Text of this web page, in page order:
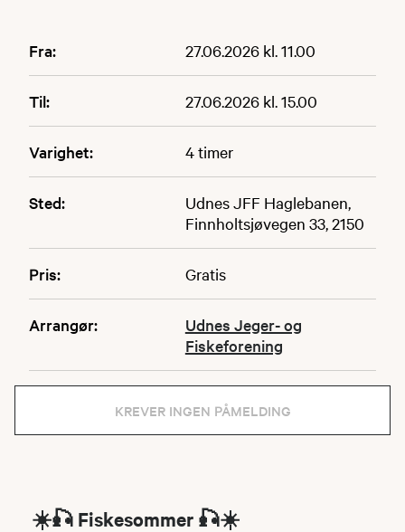
Fra: 27.06.2026 kl. 11.00
Til: 27.06.2026 kl. 15.00
Varighet: 4 timer
Sted:
Udnes JFF Haglebanen,
Finnholtsjøvegen 33, 2150
Pris: Gratis
Arrangør:
Udnes Jeger- og
Fiskeforening
KREVER INGEN PÅMELDING
☀️🎣 Fiskesommer 🎣☀️